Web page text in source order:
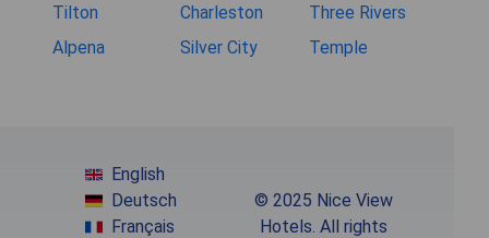
Tilton
Charleston
Three Rivers
Alpena
Silver City Temple
English
Deutsch
Français
© 2025 Nice View
Hotels. All rights